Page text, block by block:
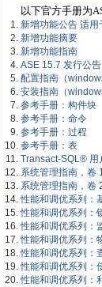
以下官方手册为
新增功能公告 适
新增功能摘要
新增功能指南
ASE 15.7 发行公告
配置指南（
安装指南（
参考手册：构件块
参考手册：命令
参考手册：过程
参考手册：表
Transact-SQL® 用
系统管理指南，卷
系统管理指南，卷
性能和调优系列：
性能和调优系列：
性能和调优系列：
性能和调优系列：
性能和调优系列：
性能和调优系列：
性能和调优系列：